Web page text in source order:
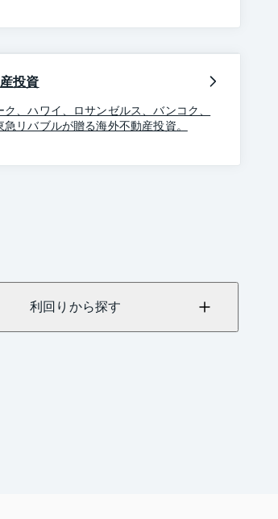
投資
、ハワイ、ロサンゼルス、バンコク、
急リバブルが贈る海外不動産投資。
利回りから探す